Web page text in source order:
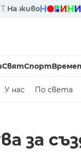
На живо
СвятСпорт
У нас По света
за